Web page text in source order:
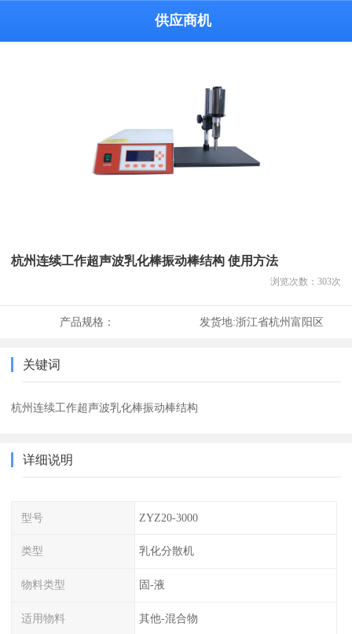
供应商机
杭州连续工作超声波乳化棒振动棒结构 使用方法
浏览次数： 303次
产品规格： 发货地:浙江省杭州富阳区
关键词
杭州连续工作超声波乳化棒振动棒结构
详细说明
型号 ZYZ20-3000
类型 乳化分散机
物料类型 固-液
适用物料 其他-混合物